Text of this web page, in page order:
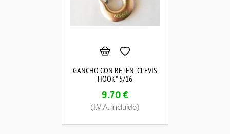
GANCHO CON RETÉN "CLEVIS
HOOK" 5/16
9.70€
(I.V.A. incluido)